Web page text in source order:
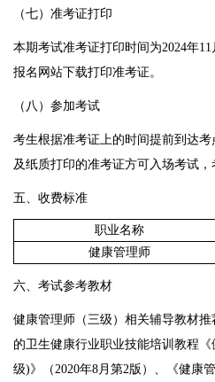
（七）准考证打印
本期考试准考证打印时间为2024年
报名网站下载打印准考证。
（八）参加考试
考生根据准考证上的时间提前到达
及纸质打印的准考证方可入场考试，
五、收费标准
职业名称
健康管理师
六、考试参考教材
健康管理师（三级）相关辅导教材
的卫生健康行业职业技能培训教程
级)》（2020年8月第2版）、《健康